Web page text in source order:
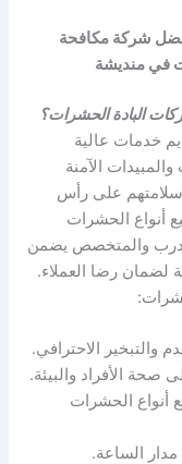
شركة مكافحة
في منديشة
البادة الحشرات؟
خدمات عالية
الآمنة
وسلامتهم على رأس
أنواع الحشرات
والمتخصص يضمن
لضمان رضا العملاء.
والتبخير الاحترافي.
صحة الأفراد والبيئة.
أنواع الحشرات
الساعة.